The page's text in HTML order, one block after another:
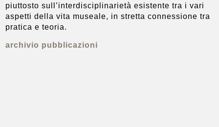
piuttosto sull’interdisciplinarietà esistente tra i vari
aspetti della vita museale, in stretta connessione tra
pratica e teoria.
archivio pubblicazioni